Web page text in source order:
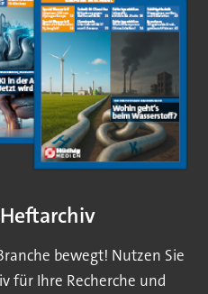
bewegt! Nutzen Sie
für Ihre Recherche und